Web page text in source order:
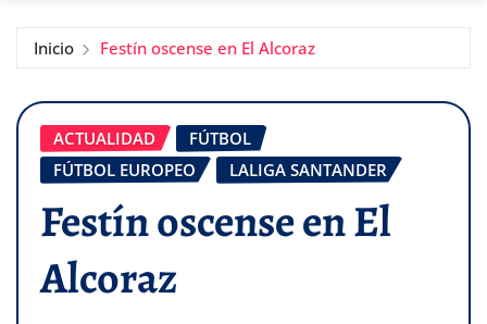
Inicio Festín oscense en El Alcoraz
ACTUALIDAD
FÚTBOL
FÚTBOL EUROPEO
LALIGA SANTANDER
Festín oscense en El
Alcoraz